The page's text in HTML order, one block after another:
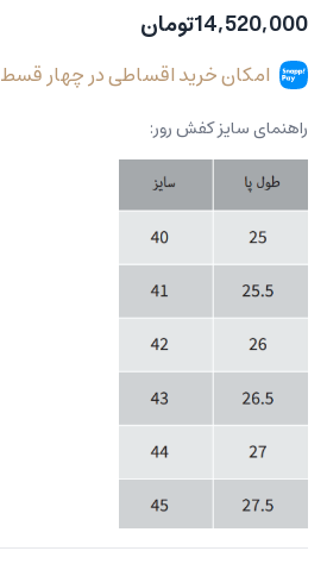
14,520,000تومان
امکان خرید اقساطی در چهار قسط
راهنمای سایز کفش رور: